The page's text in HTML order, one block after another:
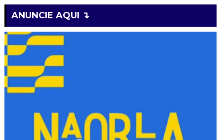
ANUNCIE AQUI ↴